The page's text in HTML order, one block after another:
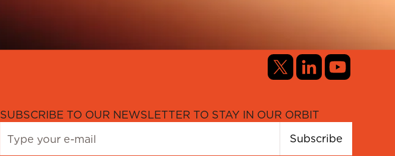
SUBSCRIBE TO OUR NEWSLETTER TO STAY IN OUR ORBIT
Subscribe